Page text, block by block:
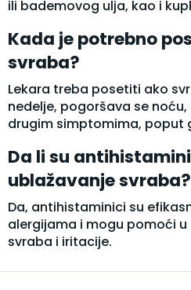
ili bademovog ulja, kao i
Kada je potrebno
svraba?
Lekara treba posetiti ako
nedelje, pogoršava se
drugim simptomima, poput
Da li su
ublažavanje svraba?
Da, antihistaminici su
alergijama i mogu pomoći
svraba i iritacije.